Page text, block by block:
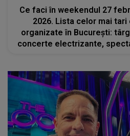
Ce faci în weekendul 27
2026. Lista celor mai
organizate în București:
concerte electrizante,